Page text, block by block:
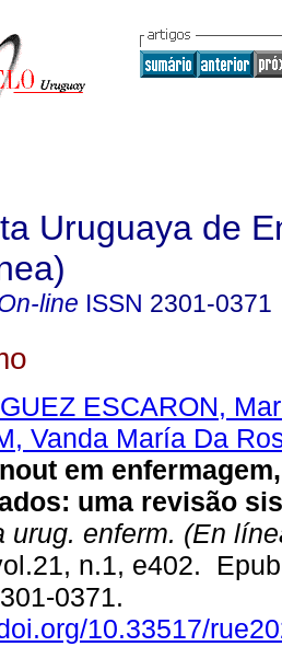
Uruguaya de
line ISSN 2301-0371
ESCARON,
Vanda María Da
em
uma revisão
urug. enferm. (En
n.1, e402.
0371.
10.33517/